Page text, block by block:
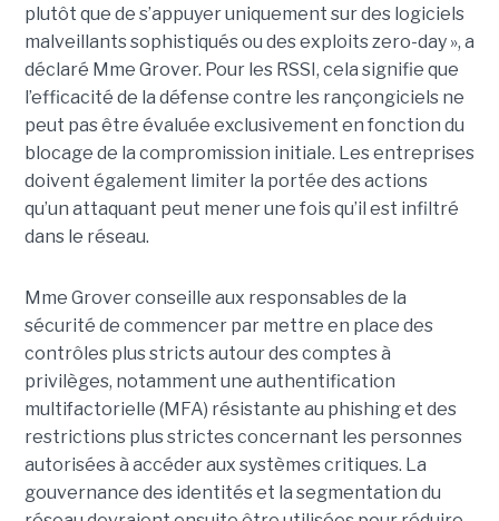
plutôt que de s’appuyer uniquement sur des logiciels
malveillants sophistiqués ou des exploits zero-day », a
déclaré Mme Grover. Pour les RSSI, cela signifie que
l’efficacité de la défense contre les rançongiciels ne
peut pas être évaluée exclusivement en fonction du
blocage de la compromission initiale. Les entreprises
doivent également limiter la portée des actions
qu’un attaquant peut mener une fois qu’il est infiltré
dans le réseau.
Mme Grover conseille aux responsables de la
sécurité de commencer par mettre en place des
contrôles plus stricts autour des comptes à
privilèges, notamment une authentification
multifactorielle (MFA) résistante au phishing et des
restrictions plus strictes concernant les personnes
autorisées à accéder aux systèmes critiques. La
gouvernance des identités et la segmentation du